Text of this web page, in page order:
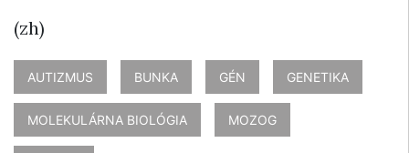
(zh)
AUTIZMUS BUNKA GÉN GENETIKA
MOLEKULÁRNA BIOLÓGIA MOZOG